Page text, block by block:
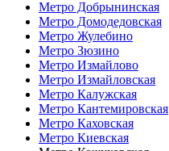
Метро Добрынинская
Метро Домодедовская
Метро Жулебино
Метро Зюзино
Метро Измайлово
Метро Измайловская
Метро Калужская
Метро Кантемировская
Метро Каховская
Метро Киевская